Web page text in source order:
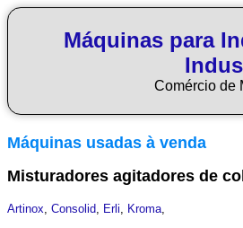
Máquinas para
Comércio de
Máquinas usadas à venda
Misturadores agitadores de
Artinox, Consolid, Erli, Kroma,